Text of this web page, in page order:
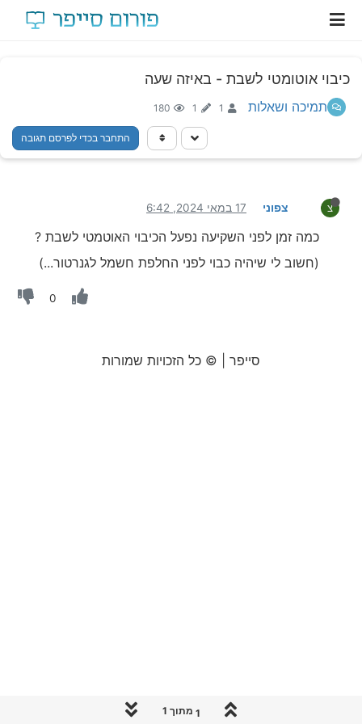
כיבוי אוטומטי לשבת - באיזה שעה
תמיכה ושאלות 1
1
180
התחבר בכדי לפרסם תגובה
צ צפוני 17 במאי 2024, 6:42
כמה זמן לפני השקיעה נפעל הכיבוי האוטמטי לשבת ?
(חשוב לי שיהיה כבוי לפני החלפת חשמל לגנרטור...)
0
1 מתוך 1
סייפר | © כל הזכויות שמורות